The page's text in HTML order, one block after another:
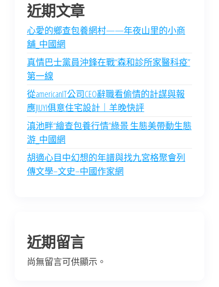
近期文章
心愛的鄉查包養網村——年夜山里的小商
舖_中國網
真情巴士黨員沖鋒在戰“森和診所家醫科疫”
第一線
從americanIT公司CEO辭職看偷情的計謀與報
應JIUYI俱意住宅設計｜羊晚快評
滇池畔“繪查包養行情”綠景 生態美帶動生態
游_中國網
胡適心目中幻想的年譜與找九宮格聚會列
傳文學–文史–中國作家網
近期留言
尚無留言可供顯示。